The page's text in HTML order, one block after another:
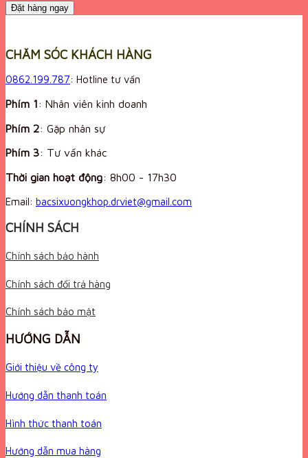
Đặt hàng ngay
CHĂM SÓC KHÁCH HÀNG
0862.199.787: Hotline tư vấn
Phím 1: Nhân viên kinh doanh
Phím 2: Gặp nhân sự
Phím 3: Tư vấn khác
Thời gian hoạt động: 8h00 - 17h30
Email: bacsixuongkhop.drviet@gmail.com
CHÍNH SÁCH
Chính sách bảo hành
Chính sách đổi trả hàng
Chính sách bảo mật
HƯỚNG DẪN
Giới thiệu về công ty
Hướng dẫn thanh toán
Hình thức thanh toán
Hướng dẫn mua hàng